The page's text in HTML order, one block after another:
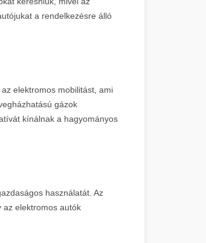
a rendelkezésre álló
elektromos mobilitást, ami
gázok
kínálnak a hagyományos
használatát. Az
az elektromos autók